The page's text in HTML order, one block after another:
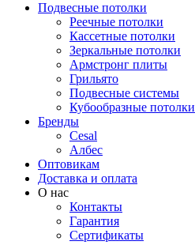
Подвесные потолки
Реечные потолки
Кассетные потолки
Зеркальные потолки
Армстронг плиты
Грильято
Подвесные системы
Кубообразные потолки
Бренды
Cesal
Албес
Оптовикам
Доставка и оплата
О нас
Контакты
Гарантия
Сертификаты